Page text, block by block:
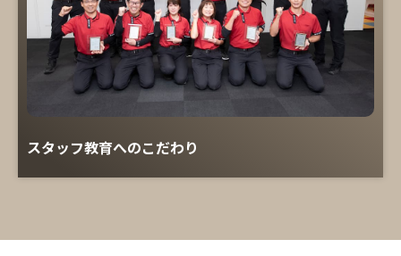
スタッフ教育へのこだわり